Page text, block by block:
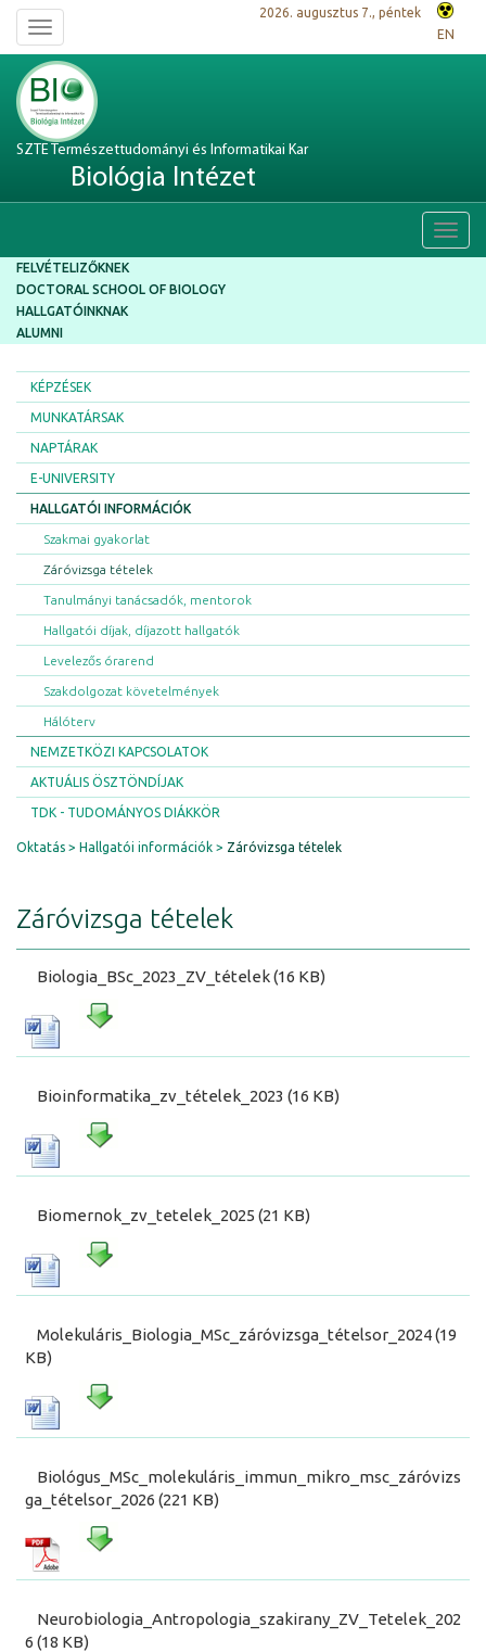
Toggle
navigation
2026. augusztus 7., péntek
EN
SZTE Természettudományi és Informatikai Kar
Biológia Intézet
FELVÉTELIZŐKNEK
DOCTORAL SCHOOL OF BIOLOGY
HALLGATÓINKNAK
ALUMNI
KÉPZÉSEK
MUNKATÁRSAK
NAPTÁRAK
E-UNIVERSITY
HALLGATÓI INFORMÁCIÓK
Szakmai gyakorlat
Záróvizsga tételek
Tanulmányi tanácsadók, mentorok
Hallgatói díjak, díjazott hallgatók
Levelezős órarend
Szakdolgozat követelmények
Hálóterv
NEMZETKÖZI KAPCSOLATOK
AKTUÁLIS ÖSZTÖNDÍJAK
TDK - TUDOMÁNYOS DIÁKKÖR
Oktatás Hallgatói információk Záróvizsga tételek
Záróvizsga tételek
Biologia_BSc_2023_ZV_tételek (16 KB)
Bioinformatika_zv_tételek_2023 (16 KB)
Biomernok_zv_tetelek_2025 (21 KB)
Molekuláris_Biologia_MSc_záróvizsga_tételsor_2024 (19
KB)
Biológus_MSc_molekuláris_immun_mikro_msc_záróvizs
ga_tételsor_2026 (221 KB)
Neurobiologia_Antropologia_szakirany_ZV_Tetelek_202
6 (18 KB)